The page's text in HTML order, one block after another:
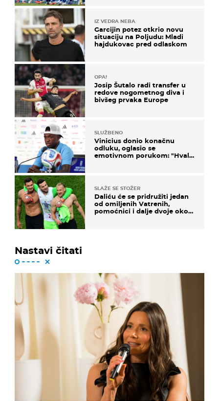
IZ VEDRA NEBA
Garcijin potez otkrio novu
situaciju na Poljudu: Mladi
hajdukovac pred odlaskom
OPA!
Josip Šutalo radi transfer u
redove nogometnog diva i
bivšeg prvaka Europe
SLUŽBENO
Vinicius donio konačnu
odluku, oglasio se
emotivnom porukom: "Hvala
SLAŽE SE STOŽER
Daliću će se pridružiti jedan
od omiljenih Vatrenih,
pomoćnici i dalje dvoje oko
Nastavi čitati